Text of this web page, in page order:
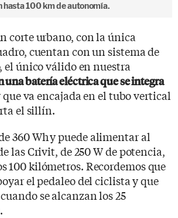
hasta 100 km de autonomía.
corte urbano, con la única
cuentan con un sistema de
el único válido en nuestra
una batería eléctrica que se integra
que va encajada en el tubo vertical
el sillín.
360 Why puede alimentar al
las Crivit, de 250 W de potencia,
100 kilómetros. Recordemos que
el pedaleo del ciclista y que
se alcanzan los 25